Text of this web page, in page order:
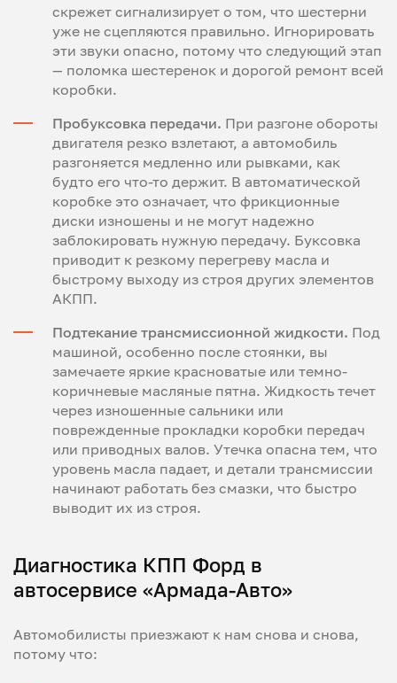
скрежет сигнализирует о том, что шестерни
уже не сцепляются правильно. Игнорировать
эти звуки опасно, потому что следующий этап
— поломка шестеренок и дорогой ремонт всей
коробки.
Пробуксовка передачи. При разгоне обороты
двигателя резко взлетают, а автомобиль
разгоняется медленно или рывками, как
будто его что-то держит. В автоматической
коробке это означает, что фрикционные
диски изношены и не могут надежно
заблокировать нужную передачу. Буксовка
приводит к резкому перегреву масла и
быстрому выходу из строя других элементов
АКПП.
Подтекание трансмиссионной жидкости. Под
машиной, особенно после стоянки, вы
замечаете яркие красноватые или темно-
коричневые масляные пятна. Жидкость течет
через изношенные сальники или
поврежденные прокладки коробки передач
или приводных валов. Утечка опасна тем, что
уровень масла падает, и детали трансмиссии
начинают работать без смазки, что быстро
выводит их из строя.
Диагностика КПП Форд в
автосервисе «Армада-Авто»
Автомобилисты приезжают к нам снова и снова,
потому что: